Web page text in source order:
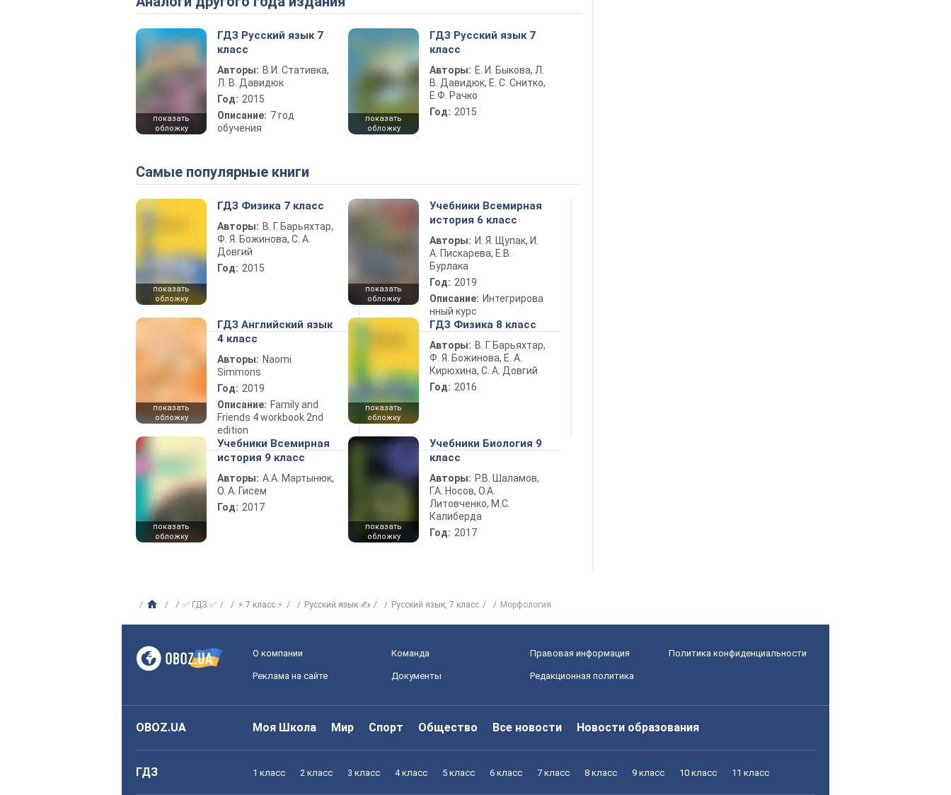
показать
обложку
ГДЗ Русский язык 7
класс
Авторы: В.И. Стативка,
Л. В. Давидюк
Год: 2015
Описание: 7 год
обучения
показать
обложку
ГДЗ Русский язык 7
класс
Авторы: Е. И. Быкова, Л.
В. Давидюк, Е. С. Снитко,
Е.Ф. Рачко
Год: 2015
Самые популярные книги
показать
обложку
ГДЗ Физика 7 класс
Авторы: В. Г. Барьяхтар,
Ф. Я. Божинова, С. А.
Довгий
Год: 2015
показать
обложку
Учебники Всемирная
история 6 класс
Авторы: И. Я. Щупак, И.
А. Пискарева, Е.В.
Бурлака
Год: 2019
Описание: Интегрирова
нный курс
показать
обложку
ГДЗ Английский язык
4 класс
Авторы: Naomi
Simmons
Год: 2019
Описание: Family and
Friends 4 workbook 2nd
edition
показать
обложку
ГДЗ Физика 8 класс
Авторы: В. Г. Барьяхтар,
Ф. Я. Божинова, Е. А.
Кирюхина, С. А. Довгий
Год: 2016
показать
обложку
Учебники Всемирная
история 9 класс
Авторы: А.А. Мартынюк,
О. А. Гисем
Год: 2017
показать
обложку
Учебники Биология 9
класс
Авторы: Р.В. Шаламов,
Г.А. Носов, О.А.
Литовченко, М.С.
Калиберда
Год: 2017
✅ ГДЗ ✅ ⚡ 7 класс ⚡ Русский язык ✍ Русский язык, 7 класс Морфология
О компании Команда Правовая информация Политика конфиденциальности
Реклама на сайте Документы Редакционная политика
OBOZ.UA Моя Школа Мир Спорт Общество Все новости Новости образования
ГДЗ 1 класс 2 класс 3 класс 4 класс 5 класс 6 класс 7 класс 8 класс 9 класс 10 класс 11 класс